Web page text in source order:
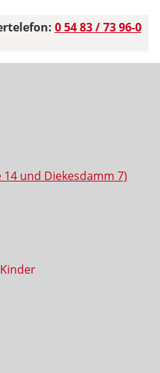
0 54 83 / 73 96-0
und Diekesdamm 7)